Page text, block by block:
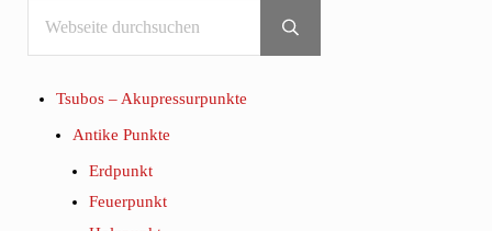
Sidebar
Submit search
Tsubos – Akupressurpunkte
Antike Punkte
Erdpunkt
Feuerpunkt